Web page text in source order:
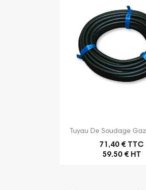
 Aperçu
Tuyau De Soudage
71,40 € TTC
59.50 € HT